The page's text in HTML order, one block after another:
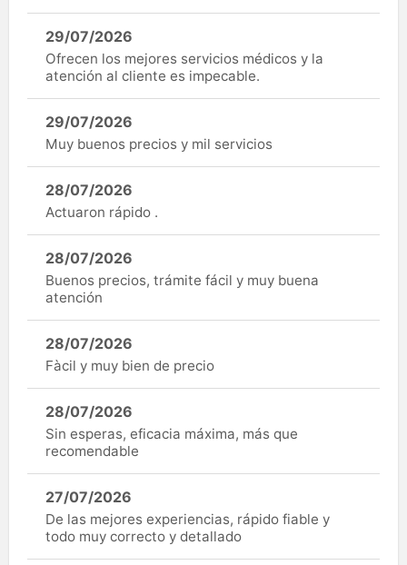
29/07/2026
Ofrecen los mejores servicios médicos y la
atención al cliente es impecable.
29/07/2026
Muy buenos precios y mil servicios
28/07/2026
Actuaron rápido .
28/07/2026
Buenos precios, trámite fácil y muy buena
atención
28/07/2026
Fàcil y muy bien de precio
28/07/2026
Sin esperas, eficacia máxima, más que
recomendable
27/07/2026
De las mejores experiencias, rápido fiable y
todo muy correcto y detallado